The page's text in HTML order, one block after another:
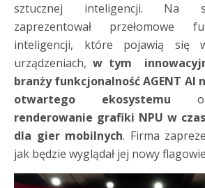
sztucznej inteligencji. Na
zaprezentował przełomowe
inteligencji, które pojawią się w
urządzeniach, w tym
branży funkcjonalność AGENT AI
otwartego ekosystemu
renderowanie grafiki NPU w
dla gier mobilnych. Firma
jak będzie wyglądał jej nowy